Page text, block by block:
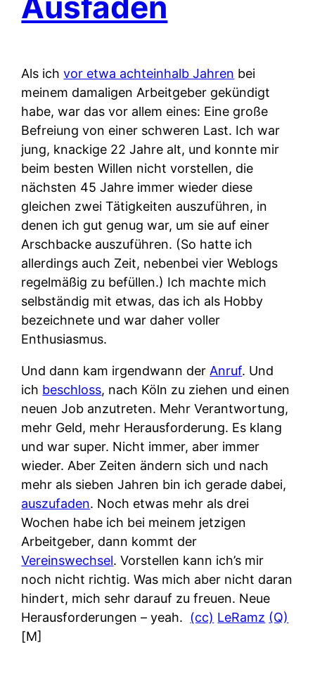
Als ichvor etwa achteinhalb Jahren bei
meinem damaligen Arbeitgeber gekündigt
habe, war das vor allem eines: Eine große
Befreiung von einer schweren Last. Ich war
jung, knackige 22 Jahre alt, und konnte mir
beim besten Willen nicht vorstellen, die
nächsten 45 Jahre immer wieder diese
gleichen zwei Tätigkeiten auszuführen, in
denen ich gut genug war, um sie auf einer
Arschbacke auszuführen. (So hatte ich
allerdings auch Zeit, nebenbei vier Weblogs
regelmäßig zu befüllen.) Ich machte mich
selbständig mit etwas, das ich als Hobby
bezeichnete und war daher voller
Enthusiasmus.
Und dann kam irgendwann der Anruf. Und
ich beschloss, nach Köln zu ziehen und einen
neuen Job anzutreten. Mehr Verantwortung,
mehr Geld, mehr Herausforderung. Es klang
und war super. Nicht immer, aber immer
wieder. Aber Zeiten ändern sich und nach
mehr als sieben Jahren bin ich gerade dabei,
auszufaden. Noch etwas mehr als drei
Wochen habe ich bei meinem jetzigen
Arbeitgeber, dann kommt der
Vereinswechsel. Vorstellen kann ich’s mir
noch nicht richtig. Was mich aber nicht daran
hindert, mich sehr darauf zu freuen. Neue
Herausforderungen – yeah.
(cc) LeRamz (Q)
[M]